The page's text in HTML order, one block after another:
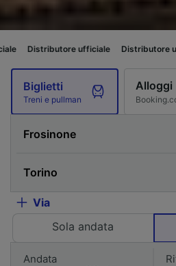
ufficiale Distributore ufficiale
Biglietti
Treni e pullman
Alloggi
Via
Sola andata
Andata